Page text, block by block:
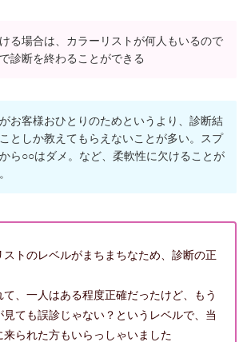
る場合は、カラーリストが何人もいるので
診断を終わることができる
お客様おひとりのためというより、診断結
としか教えてもらえないことが多い。スプ
ら○○はダメ。など、柔軟性に欠けることが
ストのレベルがまちまちなため、診断の正
、一人はある程度正確だったけど、もう
ても誤診じゃない？というレベルで、当
来られた方もいらっしゃいました